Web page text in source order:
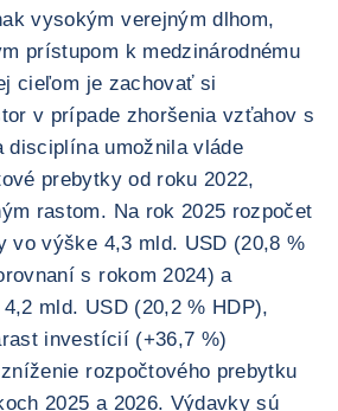
vysokým verejným dlhom,
prístupom k medzinárodnému
cieľom je zachovať si
v prípade zhoršenia vzťahov s
disciplína umožnila vláde
prebytky od roku 2022,
rastom. Na rok 2025 rozpočet
vo výške 4,3 mld. USD (20,8 %
s rokom 2024) a
mld. USD (20,2 % HDP),
investícií (+36,7 %)
rozpočtového prebytku
2025 a 2026. Výdavky sú